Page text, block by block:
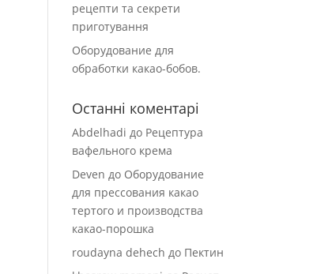
рецепти та секрети
приготування
Оборудование для
обработки какао-бобов.
Останні коментарі
Abdelhadi до Рецептура
вафельного крема
Deven до Оборудование
для прессования какао
тертого и производства
какао-порошка
roudayna dehech до Пектин